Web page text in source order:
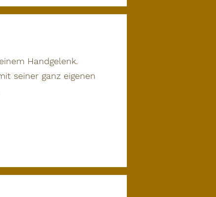
Handgelenk.
seiner ganz eigenen